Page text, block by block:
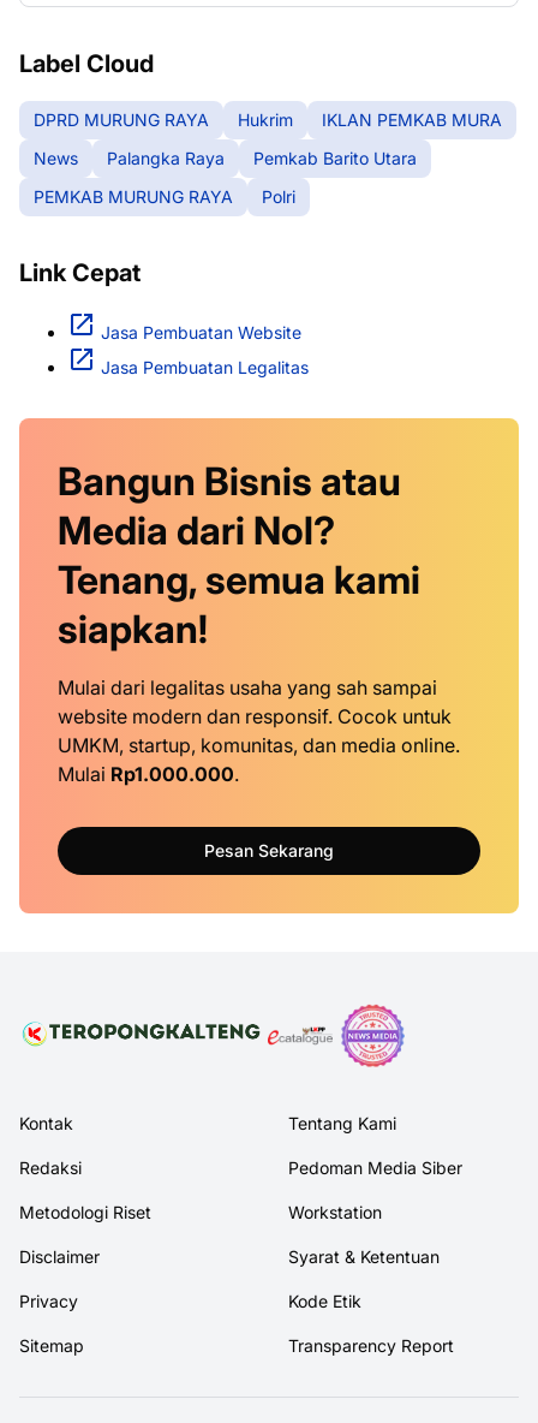
Label Cloud
DPRD MURUNG RAYA Hukrim
IKLAN PEMKAB MURA
News
Palangka Raya
Pemkab Barito Utara
PEMKAB MURUNG RAYA
Polri
Link Cepat
Jasa Pembuatan Website
Jasa Pembuatan Legalitas
Bangun Bisnis atau
Media dari Nol?
Tenang, semua kami
siapkan!
Mulai dari legalitas usaha yang sah sampai
website modern dan responsif. Cocok untuk
UMKM, startup, komunitas, dan media online.
Mulai Rp1.000.000.
Pesan Sekarang
Kontak Tentang Kami
Redaksi Pedoman Media Siber
Metodologi Riset Workstation
Disclaimer Syarat & Ketentuan
Privacy Kode Etik
Sitemap Transparency Report